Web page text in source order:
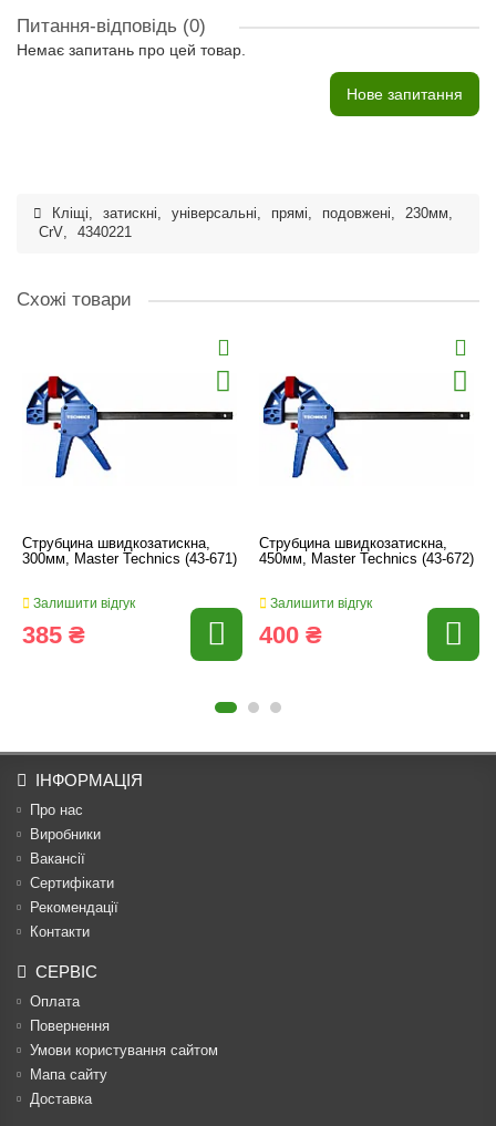
Питання-відповідь (0)
Немає запитань про цей товар.
Нове запитання
Кліщі, затискні, універсальні, прямі, подовжені, 230мм,
CrV, 4340221
Схожі товари
Струбцина швидкозатискна,
300мм, Master Technics (43-671)
Залишити відгук
385 ₴
Струбцина швидкозатискна,
450мм, Master Technics (43-672)
Залишити відгук
400 ₴
ІНФОРМАЦІЯ
Про нас
Виробники
Вакансії
Сертифікати
Рекомендації
Контакти
СЕРВІС
Оплата
Повернення
Умови користування сайтом
Мапа сайту
Доставка